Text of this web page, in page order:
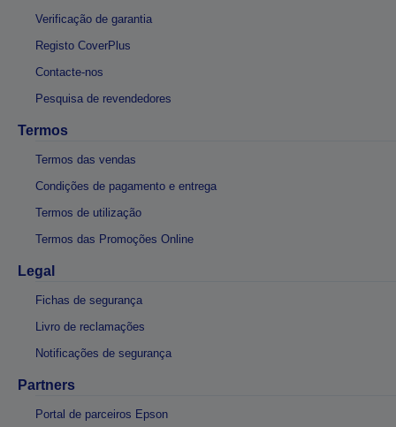
Verificação de garantia
Registo CoverPlus
Contacte-nos
Pesquisa de revendedores
Termos
Termos das vendas
Condições de pagamento e entrega
Termos de utilização
Termos das Promoções Online
Legal
Fichas de segurança
Livro de reclamações
Notificações de segurança
Partners
Portal de parceiros Epson